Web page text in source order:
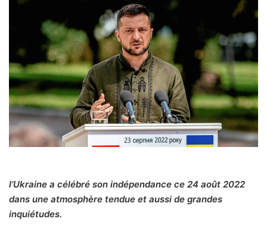
l’Ukraine a célébré son indépendance ce 24 août 2022
dans une atmosphère tendue et aussi de grandes
inquiétudes.